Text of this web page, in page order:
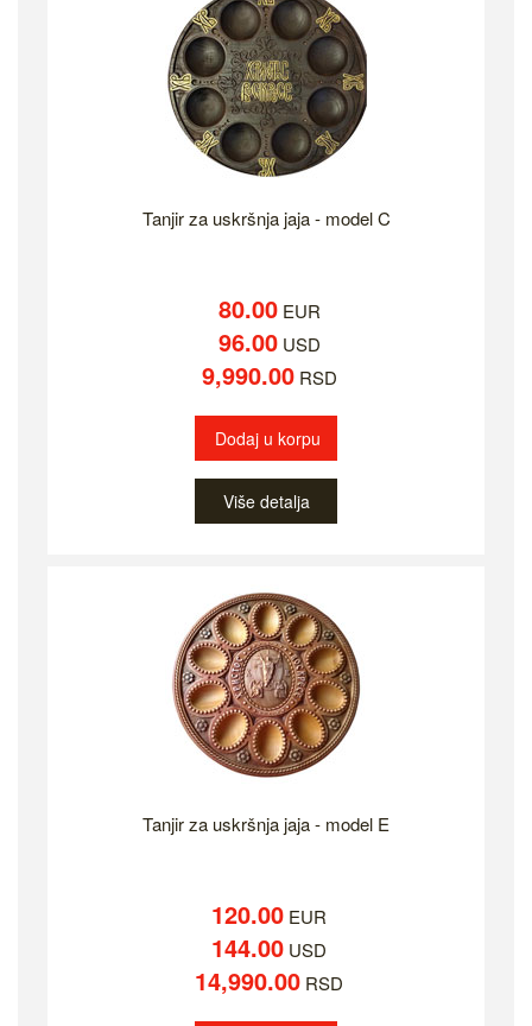
Tanjir za uskršnja jaja - model C
80.00EUR
96.00USD
9,990.00RSD
Dodaj u korpu
Više detalja
Tanjir za uskršnja jaja - model E
120.00 EUR
144.00 USD
14,990.00 RSD